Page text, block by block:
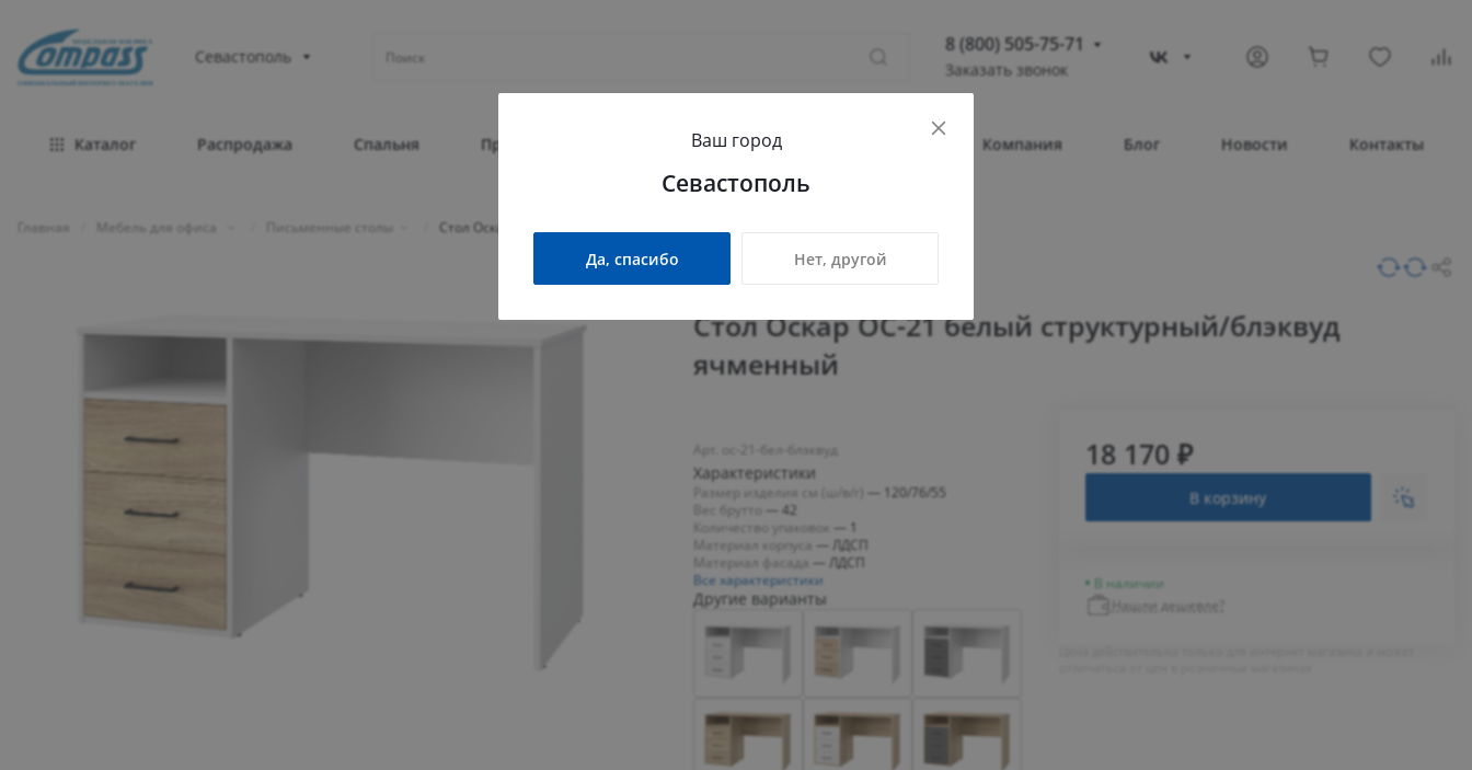
МЕБЕЛЬНАЯ ФАБРИКА
ОФИЦИАЛЬНЫЙ ИНТЕРНЕТ-МАГАЗИН
Севастополь
8 (800) 505-75-71
Севастополь
Заказать звонок
Каталог Распродажа Спальня Прихожая Гостиная Детская Компания Блог Новости Контакты
Главная Мебель для офиса Письменные столы Стол Оскар ОС-21 белый структурный/блэквуд ячменный
Стол Оскар ОС-21 белый структурный/блэквуд
ячменный
Арт. ос-21-бел-блэквуд
Характеристики
Размер изделия см (ш/в/г) — 120/76/55
—42
Количество упаковок — 1
Материал корпуса
— ЛДСП
Материал фасада
— ЛДСП
Все характеристики
Другие варианты
18 170 ₽
В корзину
В наличии
Нашли дешевле?
Ваш город
Севастополь
Да, спасибо Нет, другой